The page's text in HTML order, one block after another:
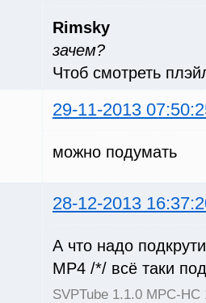
Rimsky
зачем?
Чтоб смотреть
29-11-2013
можно подумать
28-12-2013
А что надо
MP4 /*/ всё таки
SVPTube 1.1.0 MPC-HC